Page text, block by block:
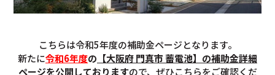
こちらは令和5年度の補助金ページとなります。
新たに令和6年度の 【大阪府 門真市 蓄電池】の補助金詳細
ページを公開しておりますので、ぜひこちらをご確認くだ